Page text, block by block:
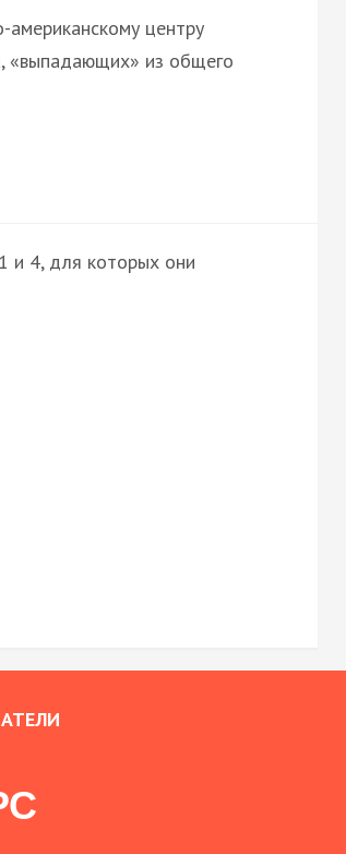
центру
«выпадающих» из общего
и 4, для которых они